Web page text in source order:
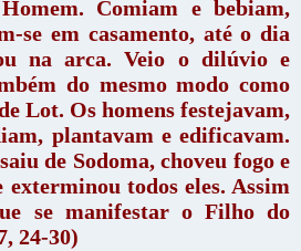
Comiam e bebiam,
se em casamento, até o dia
na arca. Veio o dilúvio e
do mesmo modo como
Lot. Os homens festejavam,
plantavam e edificavam.
de Sodoma, choveu fogo e
exterminou todos eles. Assim
se manifestar o Filho do
24-30)